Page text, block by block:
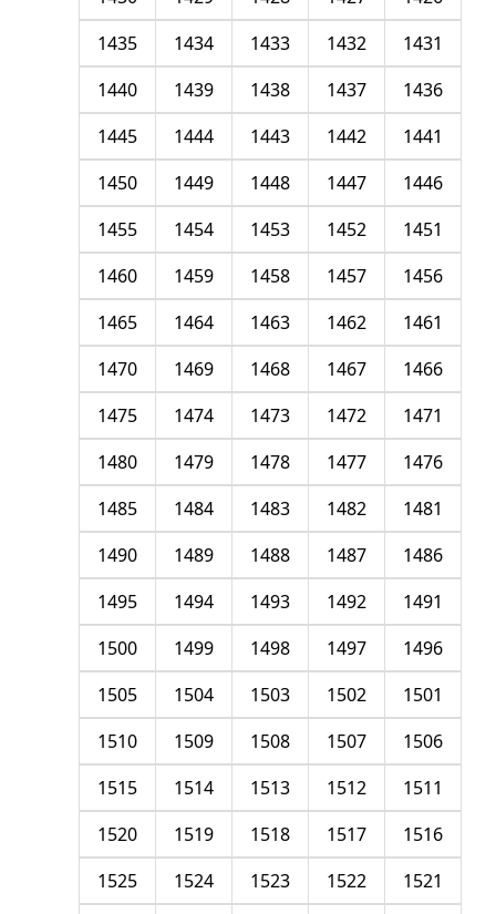
1431
1432
1433
1434
1435
1436
1437
1438
1439
1440
1441
1442
1443
1444
1445
1446
1447
1448
1449
1450
1451
1452
1453
1454
1455
1456
1457
1458
1459
1460
1461
1462
1463
1464
1465
1466
1467
1468
1469
1470
1471
1472
1473
1474
1475
1476
1477
1478
1479
1480
1481
1482
1483
1484
1485
1486
1487
1488
1489
1490
1491
1492
1493
1494
1495
1496
1497
1498
1499
1500
1501
1502
1503
1504
1505
1506
1507
1508
1509
1510
1511
1512
1513
1514
1515
1516
1517
1518
1519
1520
1521
1522
1523
1524
1525